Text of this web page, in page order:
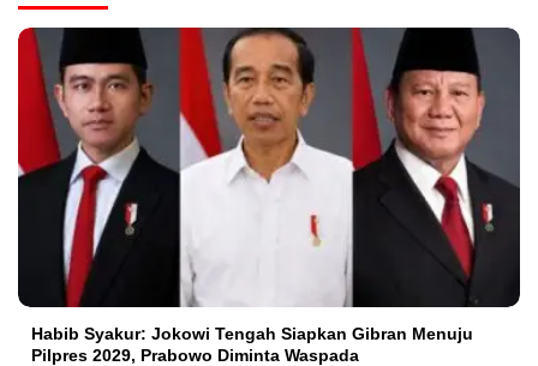
Habib Syakur: Jokowi Tengah Siapkan Gibran Menuju
Pilpres 2029, Prabowo Diminta Waspada